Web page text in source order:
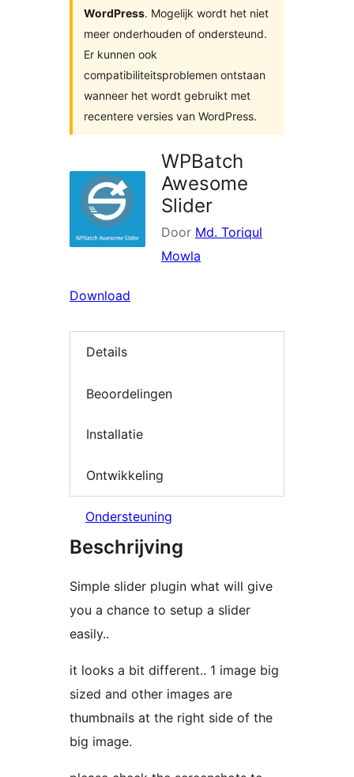
WordPress. Mogelijk wordt het niet
meer onderhouden of ondersteund.
Er kunnen ook
compatibiliteitsproblemen ontstaan
wanneer het wordt gebruikt met
recentere versies van WordPress.
WPBatch
Awesome
Slider
Door Md. Toriqul
Mowla
Download
Details
Beoordelingen
Installatie
Ontwikkeling
Ondersteuning
Beschrijving
Simple slider plugin what will give
you a chance to setup a slider
easily..
it looks a bit different.. 1 image big
sized and other images are
thumbnails at the right side of the
big image.